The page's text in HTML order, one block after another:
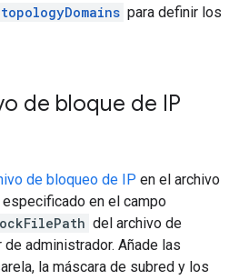
para definir los
de bloque de IP
de bloqueo de IP en el archivo
en el campo
del archivo de
administrador. Añade las
la máscara de subred y los